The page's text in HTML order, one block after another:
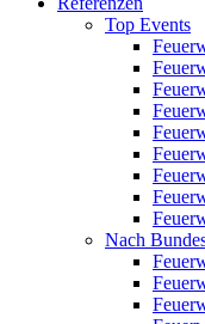
Top Events
Nach